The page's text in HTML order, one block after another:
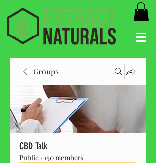
Groups
CBD Talk
Public · 150 members